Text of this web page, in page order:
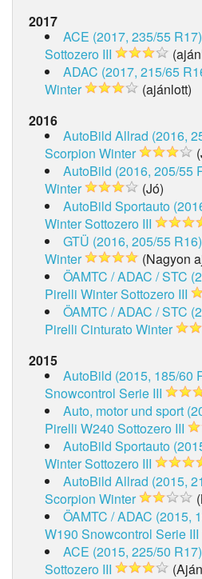
2017
ACE (2017, 235/55 R17)
Sottozero III
ADAC (2017, 215/65
Winter
(ajánlott)
2016
AutoBild Allrad (2016,
Scorpion Winter
AutoBild (2016, 205/55
Winter
(Jó)
AutoBild Sportauto
Winter Sottozero III
GTÜ (2016, 205/55 R16)
Winter
(Nagyon
ÖAMTC / ADAC / STC
Pirelli Winter Sottozero III
ÖAMTC / ADAC / STC
Pirelli Cinturato Winter
2015
AutoBild (2015, 185/60
Snowcontrol Serie III
Auto, motor und sport
Pirelli W240 Sottozero III
AutoBild Sportauto
Winter Sottozero III
AutoBild Allrad (2015,
Scorpion Winter
ÖAMTC / ADAC (2015,
W190 Snowcontrol Serie III
ACE (2015, 225/50 R17)
Sottozero III